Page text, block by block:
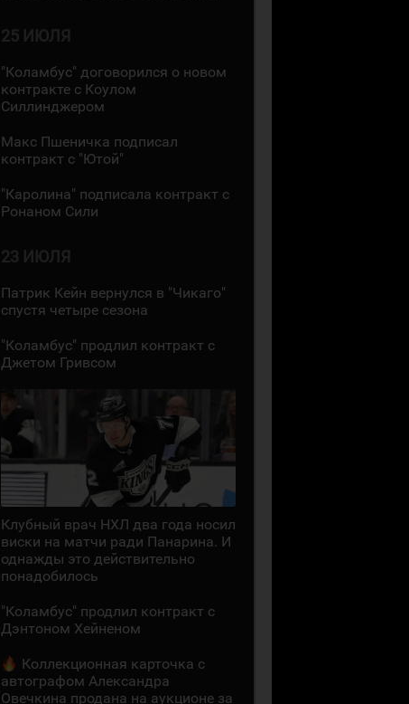
25 ИЮЛЯ
"Коламбус" договорился о новом
контракте с Коулом
Силлинджером
Макс Пшеничка подписал
контракт с "Ютой"
"Каролина" подписала контракт с
Ронаном Сили
23 ИЮЛЯ
Патрик Кейн вернулся в "Чикаго"
спустя четыре сезона
"Коламбус" продлил контракт с
Джетом Гривсом
Клубный врач НХЛ два года носил
виски на матчи ради Панарина. И
однажды это действительно
понадобилось
"Коламбус" продлил контракт с
Дэнтоном Хейненом
Коллекционная карточка с
автографом Александра
Овечкина продана на аукционе за